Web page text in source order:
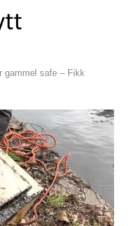
gammel safe – Fikk